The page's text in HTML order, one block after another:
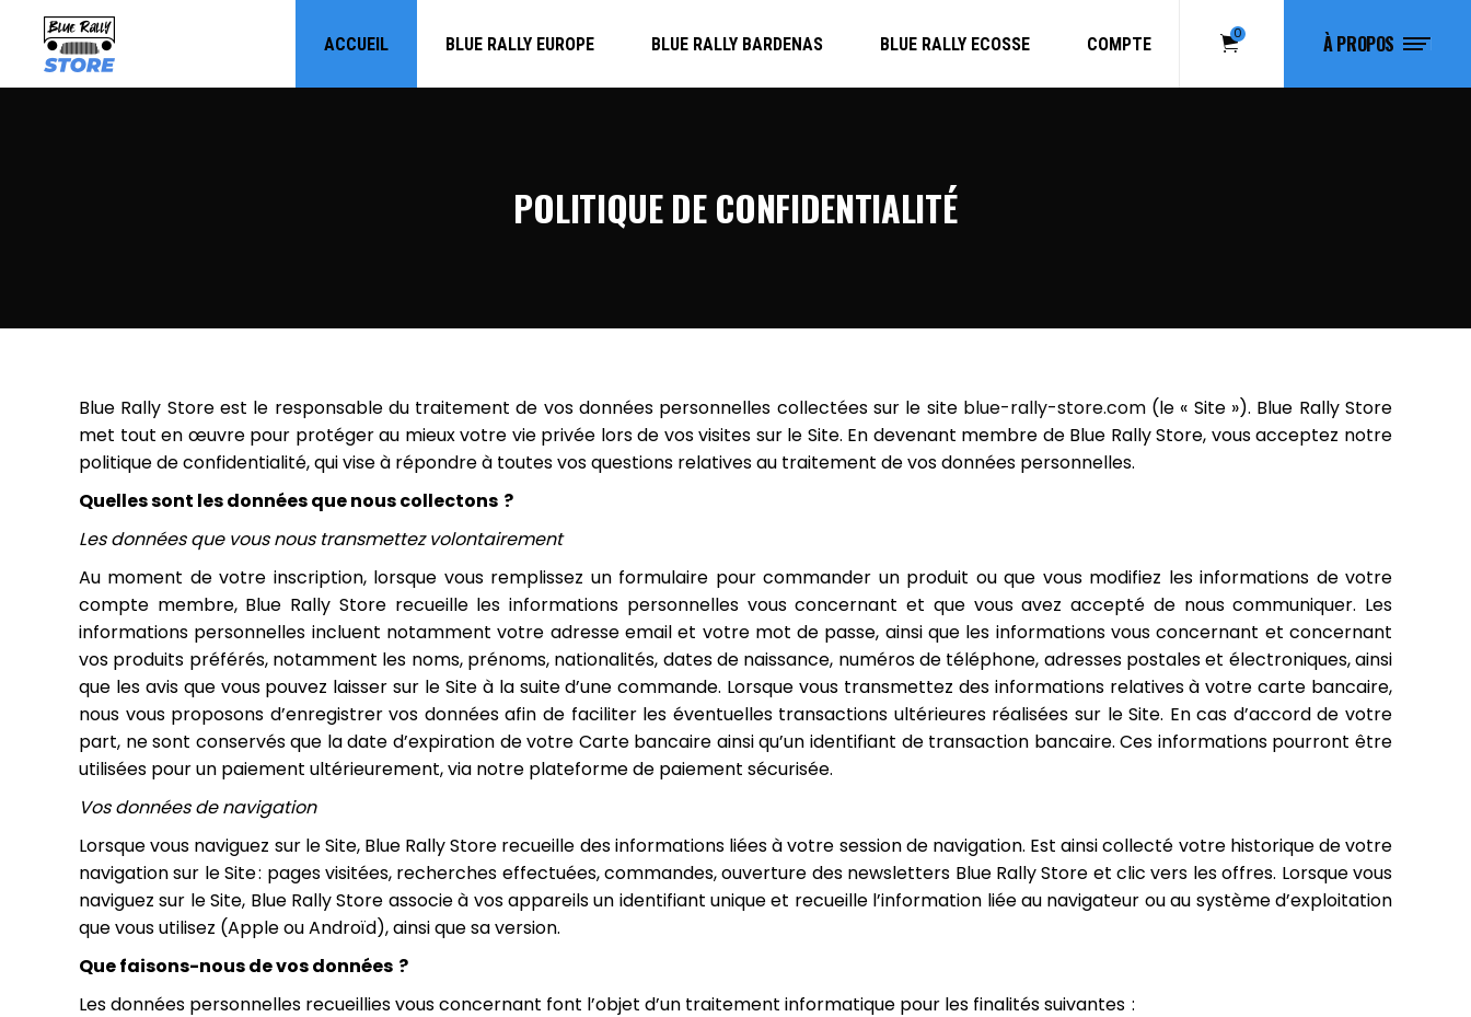
ACCUEIL BLUE RALLY EUROPE BLUE RALLY BARDENAS BLUE RALLY ECOSSE COMPTE
0 À PROPOS
POLITIQUE DE CONFIDENTIALITÉ
Blue Rally Store est le responsable du traitement de vos données personnelles collectées sur le site blue-rally-store.com(le « Site »). Blue Rally Store
met tout en œuvre pour protéger au mieux votre vie privée lors de vos visites sur le Site. En devenant membre de Blue Rally Store, vous acceptez notre
politique de confidentialité, qui vise à répondre à toutes vos questions relatives au traitement de vos données personnelles.
Quelles sont les données que nous collectons ?
Les données que vous nous transmettez volontairement
Au moment de votre inscription, lorsque vous remplissez un formulaire pour commander un produit ou que vous modifiez les informations de votre
compte membre, Blue Rally Store recueille les informations personnelles vous concernant et que vous avez accepté de nous communiquer. Les
informations personnelles incluent notamment votre adresse email et votre mot de passe, ainsi que les informations vous concernant et concernant
vos produits préférés, notamment les noms, prénoms, nationalités, dates de naissance, numéros de téléphone, adresses postales et électroniques, ainsi
que les avis que vous pouvez laisser sur le Site à la suite d’une commande. Lorsque vous transmettez des informations relatives à votre carte bancaire,
nous vous proposons d’enregistrer vos données afin de faciliter les éventuelles transactions ultérieures réalisées sur le Site. En cas d’accord de votre
part, ne sont conservés que la date d’expiration de votre Carte bancaire ainsi qu’un identifiant de transaction bancaire. Ces informations pourront être
utilisées pour un paiement ultérieurement, via notre plateforme de paiement sécurisée.
Vos données de navigation
Lorsque vous naviguez sur le Site, Blue Rally Store recueille des informations liées à votre session de navigation. Est ainsi collecté votre historique de votre
navigation sur le Site : pages visitées, recherches effectuées, commandes, ouverture des newsletters Blue Rally Store et clic vers les offres. Lorsque vous
naviguez sur le Site, Blue Rally Store associe à vos appareils un identifiant unique et recueille l’information liée au navigateur ou au système d’exploitation
que vous utilisez (Apple ou Androïd), ainsi que sa version.
Que faisons-nous de vos données ?
Les données personnelles recueillies vous concernant font l’objet d’un traitement informatique pour les finalités suivantes :